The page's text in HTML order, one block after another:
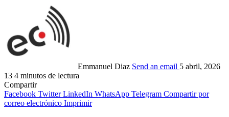
Emmanuel Diaz Send an email 5 abril, 2026
13 4 minutos de lectura
Compartir
Facebook Twitter LinkedIn WhatsApp Telegram Compartir por
correo electrónico Imprimir